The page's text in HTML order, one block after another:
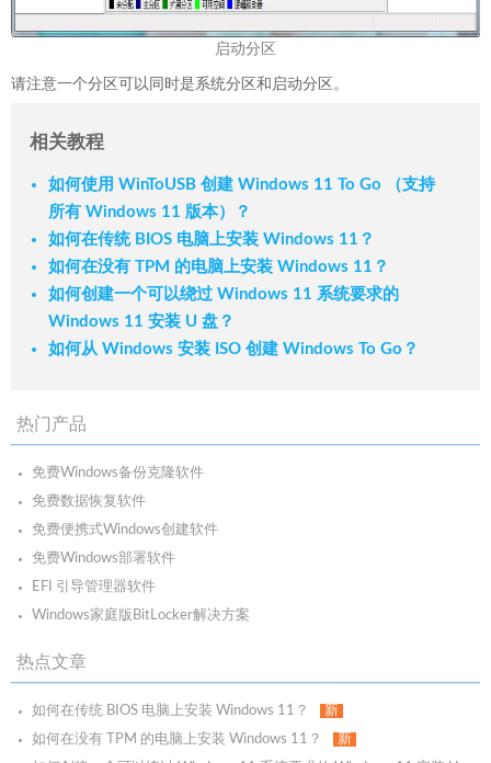
启动分区
请注意一个分区可以同时是系统分区和启动分区。
相关教程
如何使用 WinToUSB 创建 Windows 11 To Go （支持
所有 Windows 11 版本）？
如何在传统 BIOS 电脑上安装 Windows 11？
如何在没有 TPM 的电脑上安装 Windows 11？
如何创建一个可以绕过 Windows 11 系统要求的
Windows 11 安装 U 盘？
如何从 Windows 安装 ISO 创建 Windows To Go？
热门产品
免费Windows备份克隆软件
免费数据恢复软件
免费便携式Windows创建软件
免费Windows部署软件
EFI 引导管理器软件
Windows家庭版BitLocker解决方案
热点文章
如何在传统 BIOS 电脑上安装 Windows 11？
新
如何在没有 TPM 的电脑上安装 Windows 11？
新